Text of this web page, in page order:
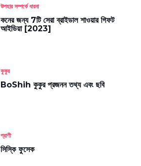
উপহার সম্পর্কে ধারনা
কনের জন্য 7টি সেরা ব্রাইডাল শাওয়ার গিফট
আইডিয়া [2023]
কুকুর
BoShih কুকুর প্রজনন তথ্য এবং ছবি
প্রাণী
সিস্কি ফুসেক